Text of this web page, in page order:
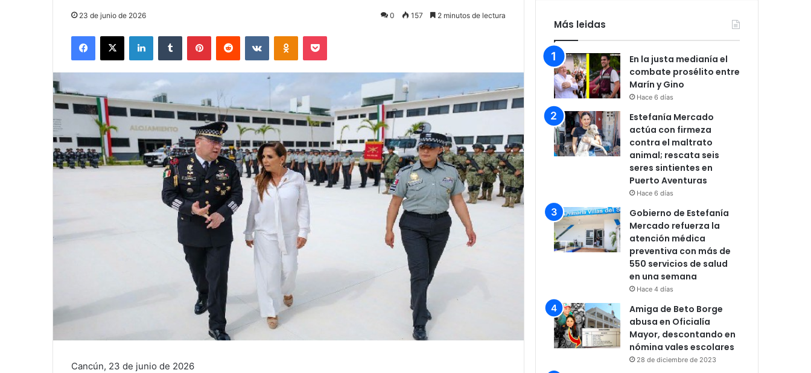
23 de junio de 2026 0 157 2 minutos de lectura
Facebook
X LinkedInTumblr PinterestReddit VKontakteOdnoklassniki
Pocket
Cancún, 23 de junio de 2026
Más leidas
En la justa medianía el
combate prosélito entre
Marín y Gino
Hace 6 días
Estefanía Mercado
actúa con firmeza
contra el maltrato
animal; rescata seis
seres sintientes en
Puerto Aventuras
Hace 6 días
Gobierno de Estefanía
Mercado refuerza la
atención médica
preventiva con más de
550 servicios de salud
en una semana
Hace 4 días
Amiga de Beto Borge
abusa en Oficialía
Mayor, descontando en
nómina vales escolares
28 de diciembre de 2023